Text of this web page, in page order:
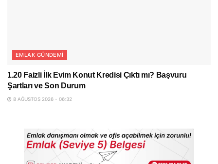
EMLAK GÜNDEMI
1.20 Faizli İlk Evim Konut Kredisi Çıktı mı? Başvuru
Şartları ve Son Durum
8 AĞUSTOS 2026 - 06:32